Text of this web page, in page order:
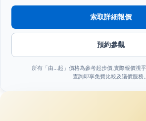
索取詳細報價
預約參觀
所有「由…起」價格為參考起步價,實際報價視乎
查詢即享免費比較及議價服務。